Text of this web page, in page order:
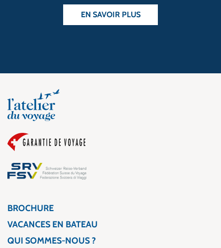
EN SAVOIR PLUS
BROCHURE
VACANCES EN BATEAU
QUI SOMMES-NOUS ?